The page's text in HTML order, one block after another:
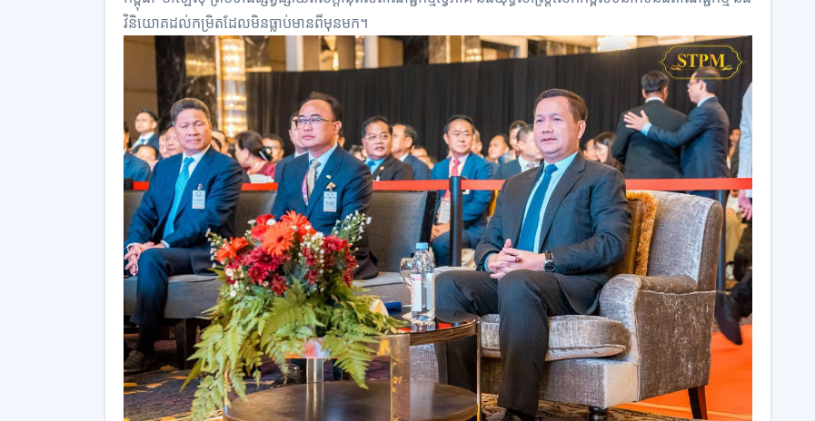
វិនិយោគដល់កម្រិតដែលមិនធ្លាប់មានពីមុនមក។